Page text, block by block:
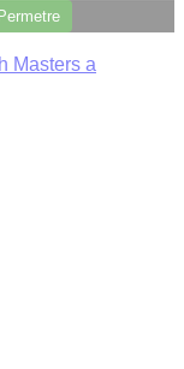
Masters a